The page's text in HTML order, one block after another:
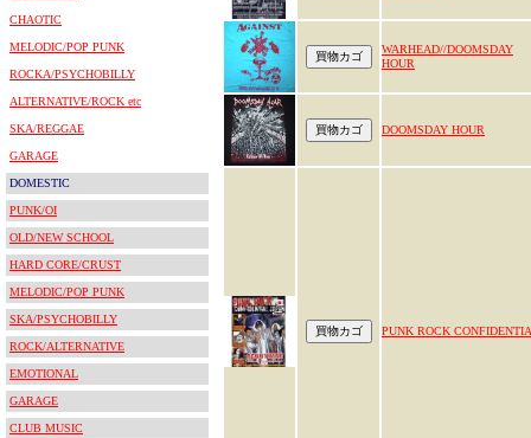
CHAOTIC
MELODIC/POP PUNK
ROCKA/PSYCHOBILLY
ALTERNATIVE/ROCK etc
SKA/REGGAE
GARAGE
DOMESTIC
PUNK/OI
OLD/NEW SCHOOL
HARD CORE/CRUST
MELODIC/POP PUNK
SKA/PSYCHOBILLY
ROCK/ALTERNATIVE
EMOTIONAL
GARAGE
CLUB MUSIC
WARHEAD//DOOMSDAY
HOUR
DOOMSDAY HOUR
PUNK ROCK